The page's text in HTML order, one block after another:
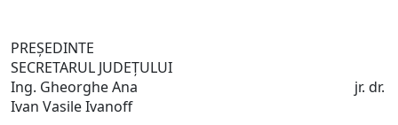
PREŞEDINTE
SECRETARUL JUDEŢULUI
Ing. Gheorghe Ana jr. dr.
Ivan Vasile Ivanoff